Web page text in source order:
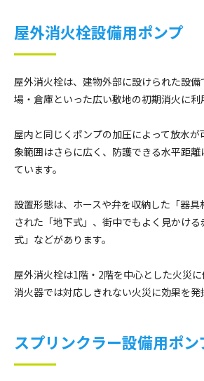
屋外消火栓設備用ポンプ
屋外消火栓は、建物外部に設けられた設備
場・倉庫といった広い敷地の初期消火に利
屋内と同じくポンプの加圧によって放水
象範囲はさらに広く、防護できる水平距
ています。
設置形態は、ホースや弁を収納した「器
された「地下式」、街中でもよく見かけ
式」などがあります。
屋外消火栓は1階・2階を中心とした火災
消火器では対応しきれない火災に効果を発
スプリンクラー設備用ポン